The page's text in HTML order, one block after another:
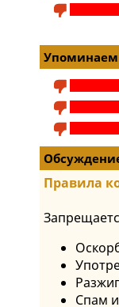
Правила
Спам